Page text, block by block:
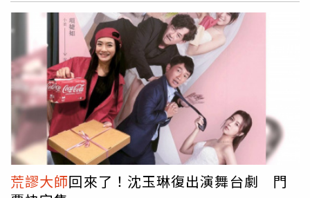
而支撐他挺過艱辛化療的動力，竟源自多年前與記者的玩笑
話。當時對方虧他若先走，妻子會帶遺產改嫁，男人會睡他
的房、花他的錢，「為了這口氣，我不讓我老婆改嫁，我要
活下來」，他在院內也常主動安慰病友，並直言最痛恨聽聞
「因果論」訊息或偏方，認為這對病人極度不道德且誤事。
出院後他對醫療團隊充滿感激，呼籲大眾應多體諒壓力巨大
的護理人員。這段徘迴生死的日子，讓沈玉琳從「錢來就
幹」的演藝鬼才，轉變為領悟「珍惜當下」的生命鬥士。回
首演藝之路，竟是因當年高中聯考以一分之差落榜，才讓他
北上就讀世新廣電，開啟天賦。他感性表示：「上天給你的
每一步都是最好的安排。」大病初癒後的沈玉琳對生命有了
更透徹的觀察。目前雖因治療略顯燒聲，但元氣十足，他更
荒謬大師回來了！沈玉琳復出演舞台劇 門